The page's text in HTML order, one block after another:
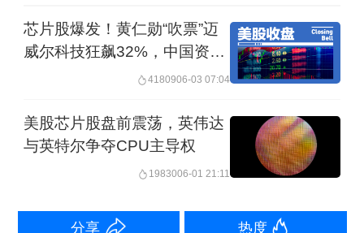
源业务板块。
纳斯达克中国金龙指数跌2.80%，阿里
0.26%。
4300美元
芯片股爆发！黄仁勋“吹票”迈
威尔科技狂飙32%，中国资产
闪耀阿里京东大涨 4180906-03 07:04
美股芯片股盘前震荡，英伟达
与英特尔争夺CPU主导权
1983006-01 21:11
分享 热度